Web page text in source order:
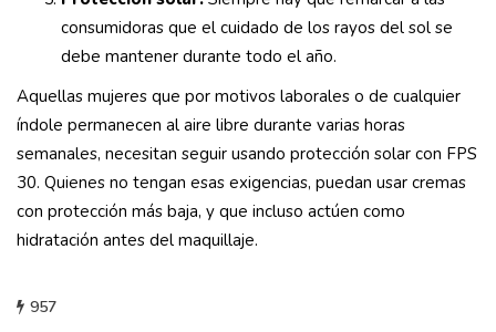
consumidoras que el cuidado de los rayos del sol se
debe mantener durante todo el año.
Aquellas mujeres que por motivos laborales o de cualquier
índole permanecen al aire libre durante varias horas
semanales, necesitan seguir usando protección solar con FPS
30. Quienes no tengan esas exigencias, puedan usar cremas
con protección más baja, y que incluso actúen como
hidratación antes del maquillaje.
957